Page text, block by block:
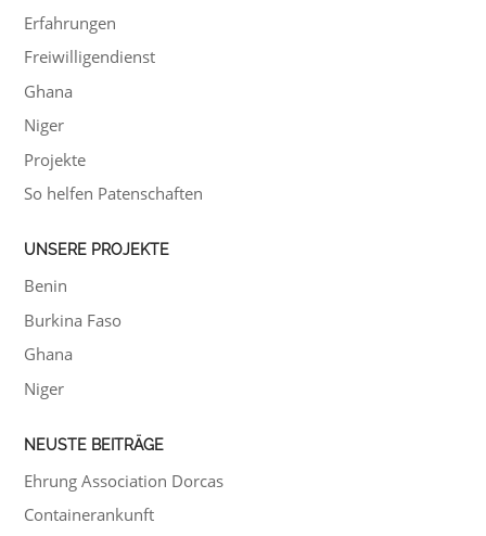
Erfahrungen
Freiwilligendienst
Ghana
Niger
Projekte
So helfen Patenschaften
UNSERE PROJEKTE
Benin
Burkina Faso
Ghana
Niger
NEUSTE BEITRÄGE
Ehrung Association Dorcas
Containerankunft